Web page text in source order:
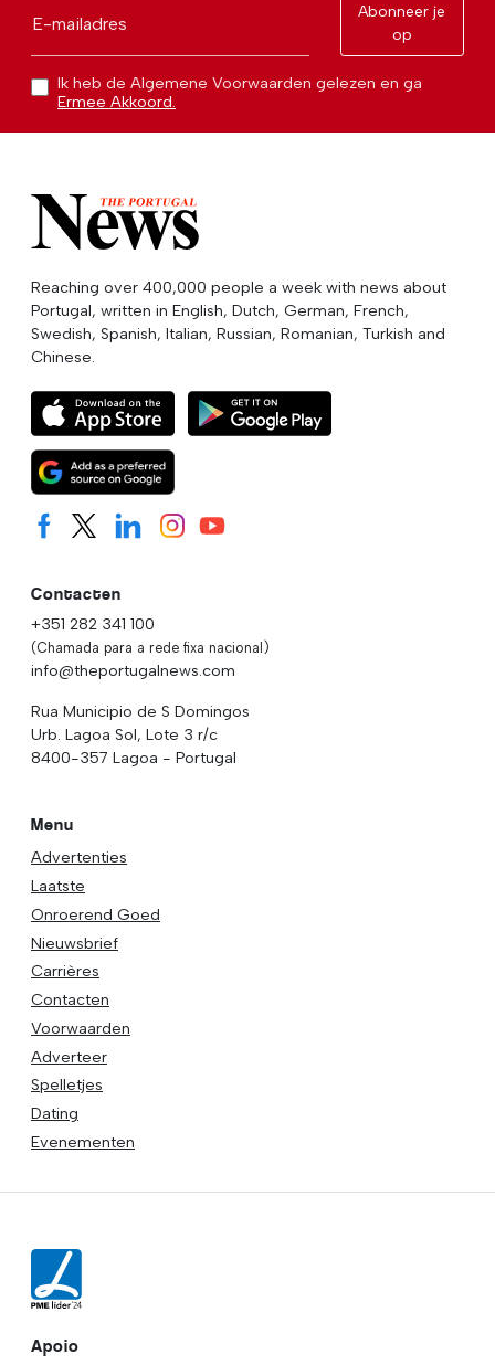
E-mailadres
Abonneer je
op
Ik heb de Algemene Voorwaarden gelezen en ga
Ermee Akkoord.
Reaching over 400,000 people a week with news about
Portugal, written in English, Dutch, German, French,
Swedish, Spanish, Italian, Russian, Romanian, Turkish and
Chinese.
Contacten
+351 282 341 100
(Chamada para a rede fixa nacional)
info@theportugalnews.com
Rua Municipio de S Domingos
Urb. Lagoa Sol, Lote 3 r/c
8400-357 Lagoa - Portugal
Menu
Advertenties
Laatste
Onroerend Goed
Nieuwsbrief
Carrières
Contacten
Voorwaarden
Adverteer
Spelletjes
Dating
Evenementen
Apoio